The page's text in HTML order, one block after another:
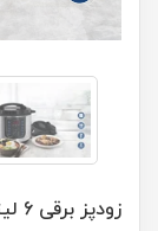
زودپز برقی 6 لیتری سوناشی SONASHI مدل SPC-601D